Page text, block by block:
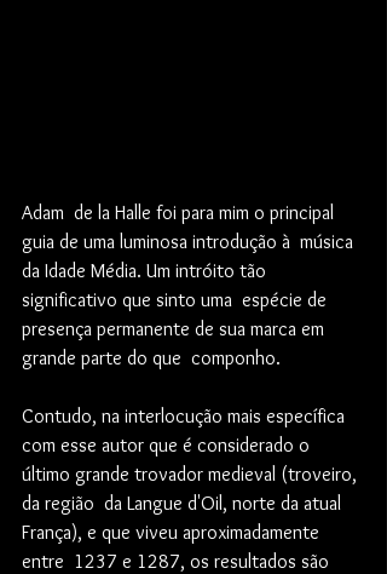
Adam  de la Halle foi para mim o principal
guia de uma luminosa introdução à  música
da Idade Média. Um intróito tão
significativo que sinto uma  espécie de
presença permanente de sua marca em
grande parte do que  componho.
Contudo, na interlocução mais específica
com esse autor que é considerado o
último grande trovador medieval (troveiro,
da região  da Langue d'Oil, norte da atual
França), e que viveu aproximadamente
entre  1237 e 1287, os resultados são